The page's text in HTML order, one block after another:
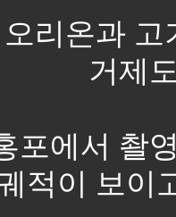
오리온과
거제
포에서 촬
적이 보이